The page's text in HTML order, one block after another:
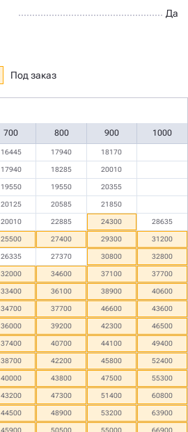
Да
Под заказ
700 800 900 1000
16445 17940 18170
17940 18285 20010
19550 19550 20355
20125 20585 21850
20010 22885 24300 28635
25500 27400 29300 31200
26335 27370 30800 32800
32000 34600 37100 37700
33400 36100 38900 40600
34700 37700 46600 43600
36000 39200 42300 46500
37400 40700 44100 49400
38700 42200 45800 52400
40000 43800 47500 55300
43200 47300 51400 60800
44500 48900 53200 63900